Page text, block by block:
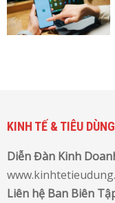
KINH TẾ & TIÊU DÙNG
Diễn Đàn Kinh
Liên hệ Ban Biên